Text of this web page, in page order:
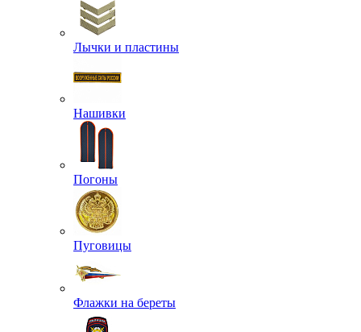
Лычки и пластины
Нашивки
Погоны
Пуговицы
Флажки на береты